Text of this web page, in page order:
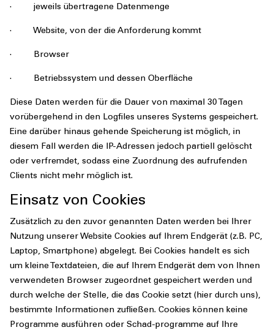
· jeweils übertragene Datenmenge
· Website, von der die Anforderung kommt
· Browser
· Betriebssystem und dessen Oberfläche
Diese Daten werden für die Dauer von maximal 30 Tagen
vorübergehend in den Logfiles unseres Systems gespeichert.
Eine darüber hinaus gehende Speicherung ist möglich, in
diesem Fall werden die IP-Adressen jedoch partiell gelöscht
oder verfremdet, sodass eine Zuordnung des aufrufenden
Clients nicht mehr möglich ist.
Einsatz von Cookies
Zusätzlich zu den zuvor genannten Daten werden bei Ihrer
Nutzung unserer Website Cookies auf Ihrem Endgerät (z.B. PC,
Laptop, Smartphone) abgelegt. Bei Cookies handelt es sich
um kleine Textdateien, die auf Ihrem Endgerät dem von Ihnen
verwendeten Browser zugeordnet gespeichert werden und
durch welche der Stelle, die das Cookie setzt (hier durch uns),
bestimmte Informationen zufließen. Cookies können keine
Programme ausführen oder Schad-programme auf Ihre